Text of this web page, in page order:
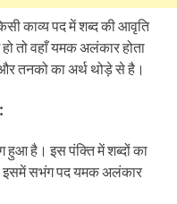
काव्य पद में शब्द की आवृति
तो वहाँ यमक अलंकार होता
तनको का अर्थ थोड़े से है।
है। इस पंक्ति में शब्दों का
इसमें सभंग पद यमक अलंकार